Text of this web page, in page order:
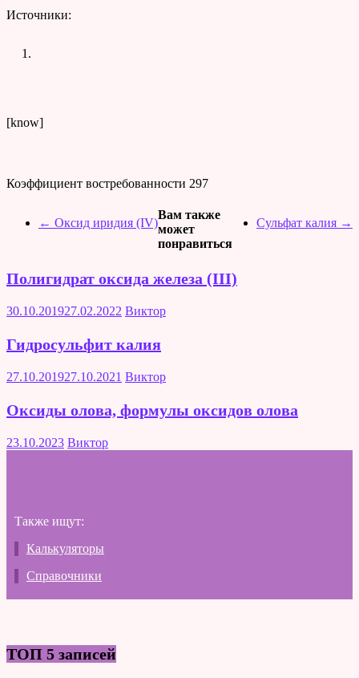
Источники:
[know]
Коэффициент востребованности 297
← Оксид иридия (IV) Сульфат калия →
Вам также
может
понравиться
Полигидрат оксида железа (III)
30.10.201927.02.2022 Виктор
Гидросульфит калия
27.10.201927.10.2021 Виктор
Оксиды олова, формулы оксидов олова
23.10.2023 Виктор
Также ищут:
Калькуляторы
Справочники
ТОП 5 записей